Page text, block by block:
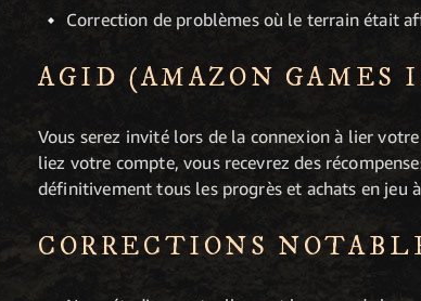
Correction de problèmes où le terrain était
AGID (AMAZON GAMES
Vous serez invité lors de la connexion à lier
liez votre compte, vous recevrez des
définitivement tous les progrès et achats en jeu
CORRECTIONS